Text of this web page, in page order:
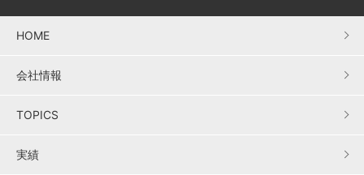
HOME
会社情報
TOPICS
実績